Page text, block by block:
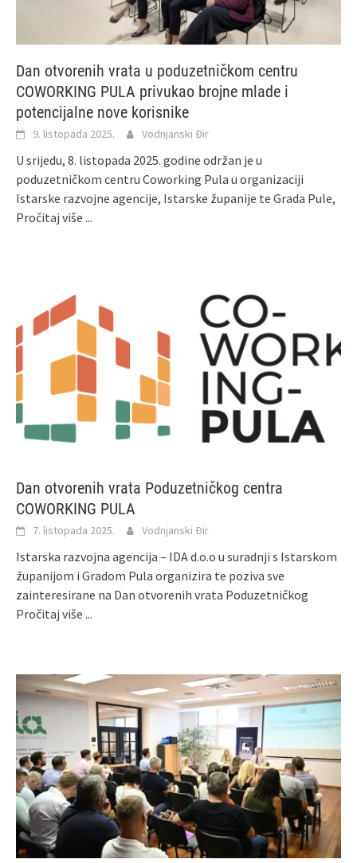
Dan otvorenih vrata u poduzetničkom centru
COWORKING PULA privukao brojne mlade i
potencijalne nove korisnike
9. listopada 2025. Vodnjanski Đir
U srijedu, 8. listopada 2025. godine održan je u
poduzetničkom centru Coworking Pula u organizaciji
Istarske razvojne agencije, Istarske županije te Grada Pule,
Pročitaj više ...
Dan otvorenih vrata Poduzetničkog centra
COWORKING PULA
7. listopada 2025. Vodnjanski Đir
Istarska razvojna agencija – IDA d.o.o u suradnji s Istarskom
županijom i Gradom Pula organizira te poziva sve
zainteresirane na Dan otvorenih vrata Poduzetničkog
Pročitaj više ...